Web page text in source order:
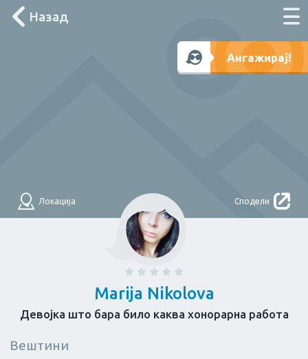
Филтри
Што треба денес?
Мајстор
Локација Сподели
Marija Nikolova
Девојка што бара било каква хонорарна работа
Вештини
Ангажирај!
Назад